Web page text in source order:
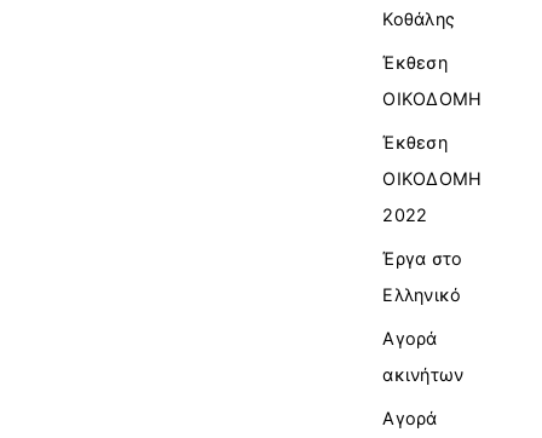
Κοθάλης
Έκθεση
ΟΙΚΟΔΟΜΗ
Έκθεση
ΟΙΚΟΔΟΜΗ
2022
Έργα στο
Ελληνικό
Αγορά
ακινήτων
Αγορά